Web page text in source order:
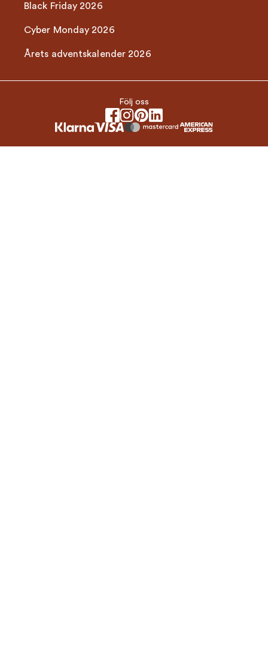
Black Friday 2026
Cyber Monday 2026
Årets adventskalender 2026
Följ oss